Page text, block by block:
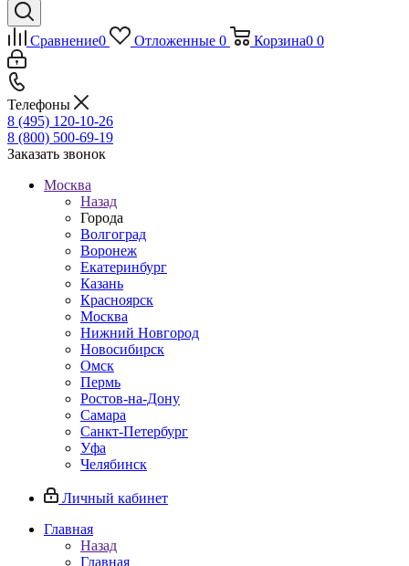
Сравнение0 Отложенные 0 Корзина0 0
Телефоны
8 (495) 120-10-26
8 (800) 500-69-19
Заказать звонок
Москва
Назад
Города
Волгоград
Воронеж
Екатеринбург
Казань
Красноярск
Москва
Нижний Новгород
Новосибирск
Омск
Пермь
Ростов-на-Дону
Самара
Санкт-Петербург
Уфа
Челябинск
Личный кабинет
Главная
Назад
Главная